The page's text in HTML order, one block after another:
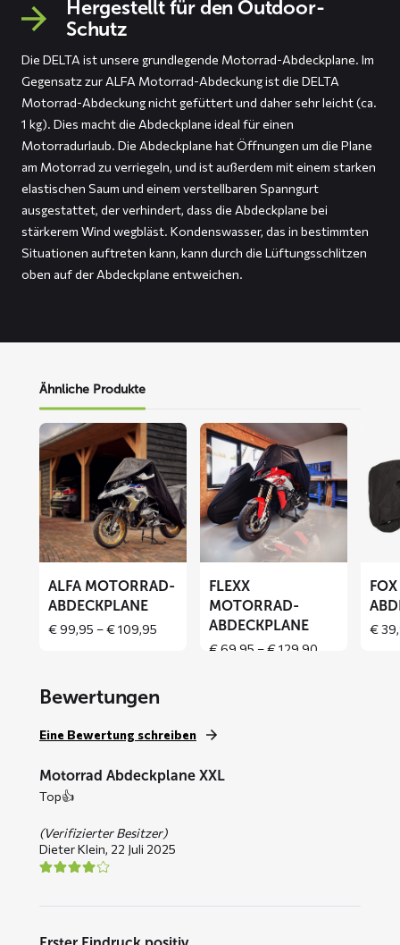
Hergestellt für den Outdoor-
Schutz
Die DELTA ist unsere grundlegende Motorrad-Abdeckplane. Im
Gegensatz zur ALFA Motorrad-Abdeckung ist die DELTA
Motorrad-Abdeckung nicht gefüttert und daher sehr leicht (ca.
1 kg). Dies macht die Abdeckplane ideal für einen
Motorradurlaub. Die Abdeckplane hat Öffnungen um die Plane
am Motorrad zu verriegeln, und ist außerdem mit einem starken
elastischen Saum und einem verstellbaren Spanngurt
ausgestattet, der verhindert, dass die Abdeckplane bei
stärkerem Wind wegbläst. Kondenswasser, das in bestimmten
Situationen auftreten kann, kann durch die Lüftungsschlitzen
oben auf der Abdeckplane entweichen.
Ähnliche Produkte
Mehr
lesen
über
ALFA
Motorrad-
Abdeckplane
ALFA MOTORRAD-
ABDECKPLANE
€99,95 –€109,95Price
€ 109,95
Mehr
lesen
über
FLEXX
Motorrad-
Abdeckplane
FLEXX
MOTORRAD-
ABDECKPLANE
€69,95 –€129,90
über
FOX
€
Bewertungen
Eine Bewertung schreiben
Motorrad Abdeckplane XXL
Top👍
(Verifizierter Besitzer)
Dieter Klein, 22 Juli 2025